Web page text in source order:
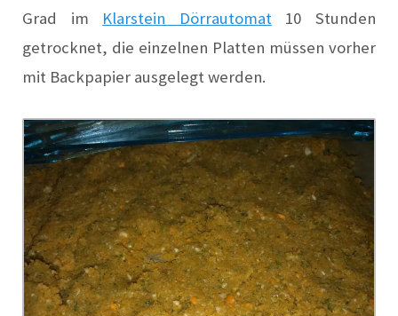
Grad im Klarstein Dörrautomat10 Stunden
getrocknet, die einzelnen Platten müssen vorher
mit Backpapier ausgelegt werden.